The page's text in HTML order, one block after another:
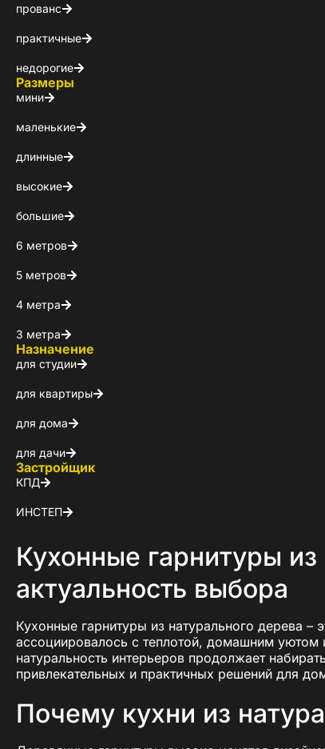
прованс
практичные
недорогие
Размеры
мини
маленькие
длинные
высокие
большие
6 метров
5 метров
4 метра
3 метра
Назначение
для студии
для квартиры
для дома
для дачи
Застройщик
КПД
ИНСТЕП
Кухонные гарнитуры
актуальность выбора
Кухонные гарнитуры из натурального дерева
ассоциировалось с теплотой, домашним уютом
натуральность интерьеров продолжает
привлекательных и практичных решений для
Почему кухни из